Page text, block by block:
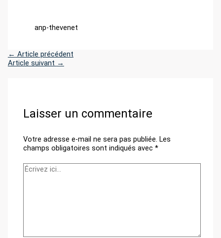
anp-thevenet
← Article précédent
Article suivant →
Laisser un commentaire
Votre adresse e-mail ne sera pas publiée. Les
champs obligatoires sont indiqués avec*
Écrivez